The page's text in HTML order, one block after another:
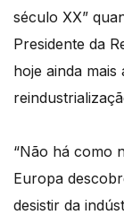
século XX”
Presidente da
hoje ainda
“Não há como
Europa
desistir da